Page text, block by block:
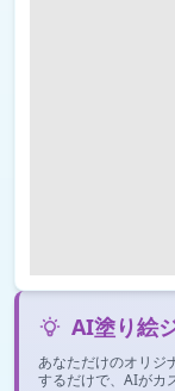
AI塗り絵
あなただけのオリジ
するだけで、AIがカ